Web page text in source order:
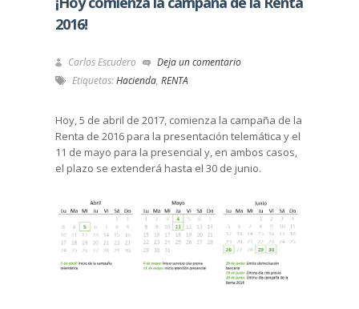
2016!
Carlos Escudero
Deja un comentario
Etiquetas:Hacienda, RENTA
Hoy, 5 de abril de 2017, comienza la campaña de la
Renta de 2016 para la presentación telemática y el
11 de mayo para la presencial y, en ambos casos,
el plazo se extenderá hasta el 30 de junio.